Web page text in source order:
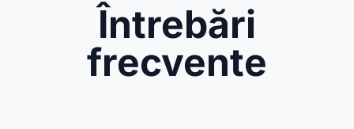
Întrebări
frecvente